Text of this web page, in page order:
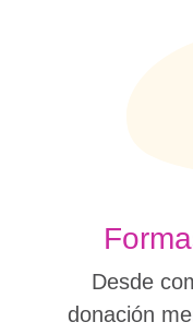
Desde
donación